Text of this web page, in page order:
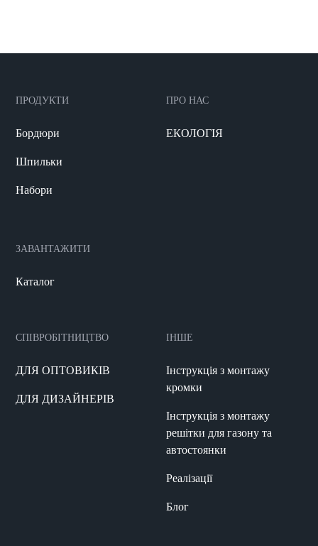
ПРОДУКТИ
Бордюри
Шпильки
Набори
ПРО НАС
ЕКОЛОГІЯ
ЗАВАНТАЖИТИ
Каталог
СПІВРОБІТНИЦТВО
ДЛЯ ОПТОВИКІВ
ДЛЯ ДИЗАЙНЕРІВ
ІНШЕ
Інструкція з монтажу
кромки
Інструкція з монтажу
решітки для газону та
автостоянки
Реалізації
Блог